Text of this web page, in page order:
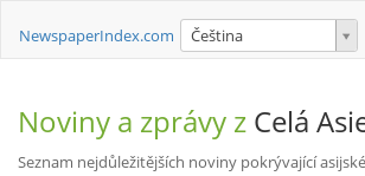
NewspaperIndex.com Čeština
Noviny a zprávy z Celá
Seznam nejdůležitějších noviny pokrývající